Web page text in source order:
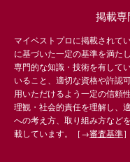
掲載専
マイベストプロに掲載されて
に基づいた一定の基準を満た
専門的な知識・技術を有して
いること、適切な資格や許認
用いただけるよう一定の信頼
理観・社会的責任を理解し、
への考え方、取り組み方など
載しています。［→審査基準］